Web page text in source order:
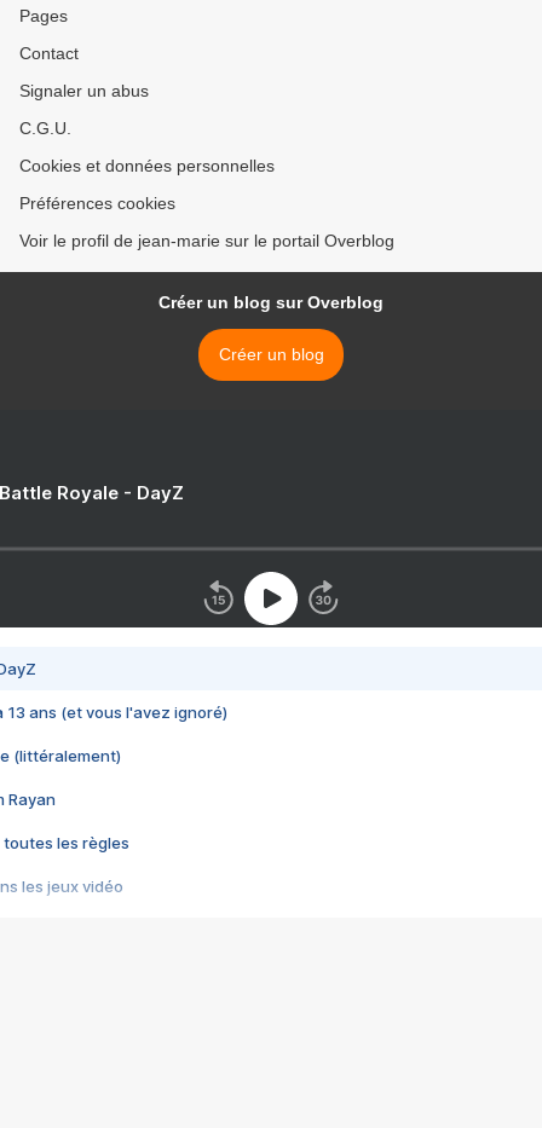
Pages
Contact
Signaler un abus
C.G.U.
Cookies et données personnelles
Préférences cookies
Voir le profil de jean-marie sur le portail Overblog
Créer un blog sur Overblog
Créer un blog
Royale - DayZ
13 ans (et vous l'avez ignoré)
(littéralement)
Rayan
toutes les règles
les jeux vidéo